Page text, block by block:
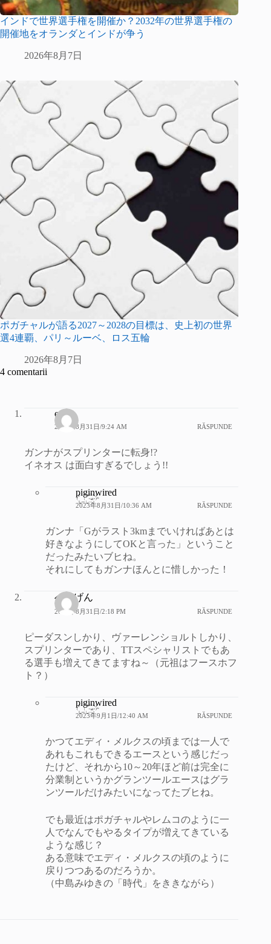
インドで世界選手権を開催か？2032年の世界選手権の
開催地をオランダとインドが争う
2026年8月7日
ポガチャルが語る2027～2028の目標は、史上初の世界
選4連覇、パリ～ルーベ、ロス五輪
2026年8月7日
4 comentarii
er4b
2023年8月31日/9:24 AM RĂSPUNDE
ガンナがスプリンターに転身!?
イネオス は面白すぎるでしょう!!
piginwired
2023年8月31日/10:36 AM RĂSPUNDE
ガンナ「Gがラスト3kmまでいければあとは
好きなようにしてOKと言った」ということ
だったみたいブヒね。
それにしてもガンナほんとに惜しかった！
べるげん
2023年8月31日/2:18 PM RĂSPUNDE
ピーダスンしかり、ヴァーレンショルトしかり、
スプリンターであり、TTスペシャリストでもあ
る選手も増えてきてますね～（元祖はフースホフ
ト？）
piginwired
2023年9月1日/12:40 AM RĂSPUNDE
かつてエディ・メルクスの頃までは一人で
あれもこれもできるエースという感じだっ
たけど、それから10～20年ほど前は完全に
分業制というかグランツールエースはグラ
ンツールだけみたいになってたブヒね。
でも最近はポガチャルやレムコのように一
人でなんでもやるタイプが増えてきている
ような感じ？
ある意味でエディ・メルクスの頃のように
戻りつつあるのだろうか。
（中島みゆきの「時代」をききながら）